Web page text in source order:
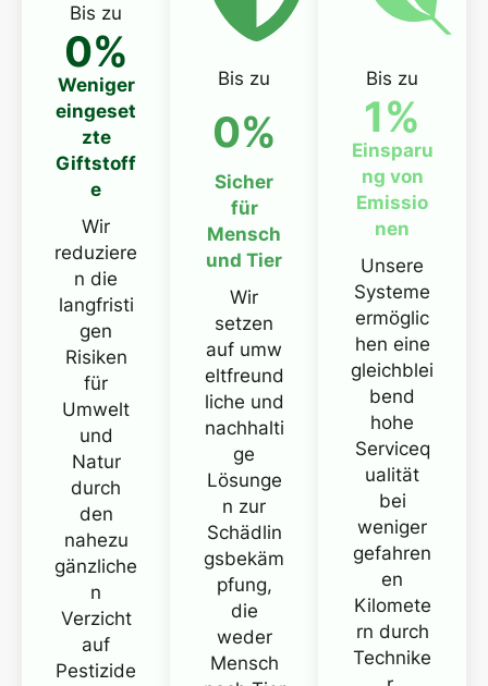
Bis zu
0%
Weniger
eingeset
zte
Giftstoff
e
Wir
reduziere
n die
langfristi
gen
Risiken
für
Umwelt
und
Natur
durch
den
nahezu
gänzliche
n
Verzicht
auf
Pestizide
Bis zu
0%
Sicher
für
Mensch
und Tier
Wir
setzen
auf umw
eltfreund
liche und
nachhalti
ge
Lösunge
n zur
Schädlin
gsbekäm
pfung,
die
weder
Mensch
Bis zu
1%
Einsparu
ng von
Emissio
nen
Unsere
Systeme
ermöglic
hen eine
gleichblei
bend
hohe
Serviceq
ualität
bei
weniger
gefahren
en
Kilomete
rn durch
Technike